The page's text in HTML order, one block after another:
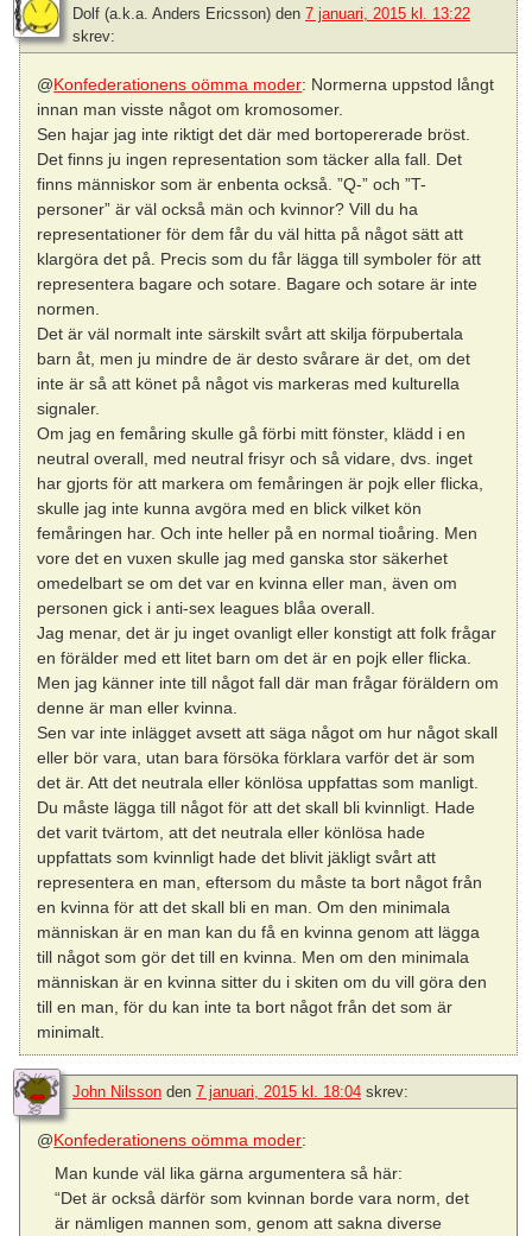
Dolf (a.k.a. Anders Ericsson) den 7 januari, 2015 kl. 13:22
skrev:
@Konfederationens oömma moder: Normerna uppstod långt
innan man visste något om kromosomer.
Sen hajar jag inte riktigt det där med bortopererade bröst.
Det finns ju ingen representation som täcker alla fall. Det
finns människor som är enbenta också. ”Q-” och ”T-
personer” är väl också män och kvinnor? Vill du ha
representationer för dem får du väl hitta på något sätt att
klargöra det på. Precis som du får lägga till symboler för att
representera bagare och sotare. Bagare och sotare är inte
normen.
Det är väl normalt inte särskilt svårt att skilja förpubertala
barn åt, men ju mindre de är desto svårare är det, om det
inte är så att könet på något vis markeras med kulturella
signaler.
Om jag en femåring skulle gå förbi mitt fönster, klädd i en
neutral overall, med neutral frisyr och så vidare, dvs. inget
har gjorts för att markera om femåringen är pojk eller flicka,
skulle jag inte kunna avgöra med en blick vilket kön
femåringen har. Och inte heller på en normal tioåring. Men
vore det en vuxen skulle jag med ganska stor säkerhet
omedelbart se om det var en kvinna eller man, även om
personen gick i anti-sex leagues blåa overall.
Jag menar, det är ju inget ovanligt eller konstigt att folk frågar
en förälder med ett litet barn om det är en pojk eller flicka.
Men jag känner inte till något fall där man frågar föräldern om
denne är man eller kvinna.
Sen var inte inlägget avsett att säga något om hur något skall
eller bör vara, utan bara försöka förklara varför det är som
det är. Att det neutrala eller könlösa uppfattas som manligt.
Du måste lägga till något för att det skall bli kvinnligt. Hade
det varit tvärtom, att det neutrala eller könlösa hade
uppfattats som kvinnligt hade det blivit jäkligt svårt att
representera en man, eftersom du måste ta bort något från
en kvinna för att det skall bli en man. Om den minimala
människan är en man kan du få en kvinna genom att lägga
till något som gör det till en kvinna. Men om den minimala
människan är en kvinna sitter du i skiten om du vill göra den
till en man, för du kan inte ta bort något från det som är
minimalt.
John Nilsson den 7 januari, 2015 kl. 18:04 skrev:
@Konfederationens oömma moder:
Man kunde väl lika gärna argumentera så här:
“Det är också därför som kvinnan borde vara norm, det
är nämligen mannen som, genom att sakna diverse